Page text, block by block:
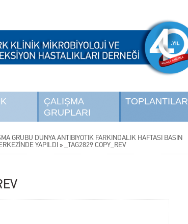
ÇALIŞMA
GRUPLARI
TOPLANTILAR
GRUBU DÜNYA ANTİBİYOTİK FARKINDALIK HAFTASI BASIN
YAPILDI » _TAG2829 COPY_REV